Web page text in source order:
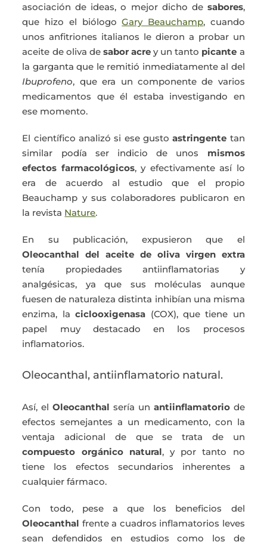
asociación de ideas, o mejor dicho de sabores,
que hizo el biólogoGary Beauchamp, cuando
unos anfitriones italianos le dieron a probar un
aceite de oliva desabor acrey un tanto picante a
la garganta que le remitió inmediatamente al del
Ibuprofeno, que era un componente de varios
medicamentos que él estaba investigando en
ese momento.
El científico analizó si ese gustoastringente tan
similar podía ser indicio de unos mismos
efectos farmacológicos, y efectivamente así lo
era de acuerdo al estudio que el propio
Beauchamp y sus colaboradores publicaron en
la revista Nature.
En su publicación, expusieron que el
Oleocanthal del aceite de oliva virgen extra
tenía propiedades antiinflamatorias y
analgésicas, ya que sus moléculas aunque
fuesen de naturaleza distinta inhibían una misma
enzima, laciclooxigenasa (COX), que tiene un
papel muy destacado en los procesos
inflamatorios.
Oleocanthal, antiinflamatorio natural.
Así, elOleocanthal sería un antiinflamatorio de
efectos semejantes a un medicamento, con la
ventaja adicional de que se trata de un
compuesto orgánico natural, y por tanto no
tiene los efectos secundarios inherentes a
cualquier fármaco.
Con todo, pese a que los beneficios del
Oleocanthal frente a cuadros inflamatorios leves
sean defendidos en estudios como los de